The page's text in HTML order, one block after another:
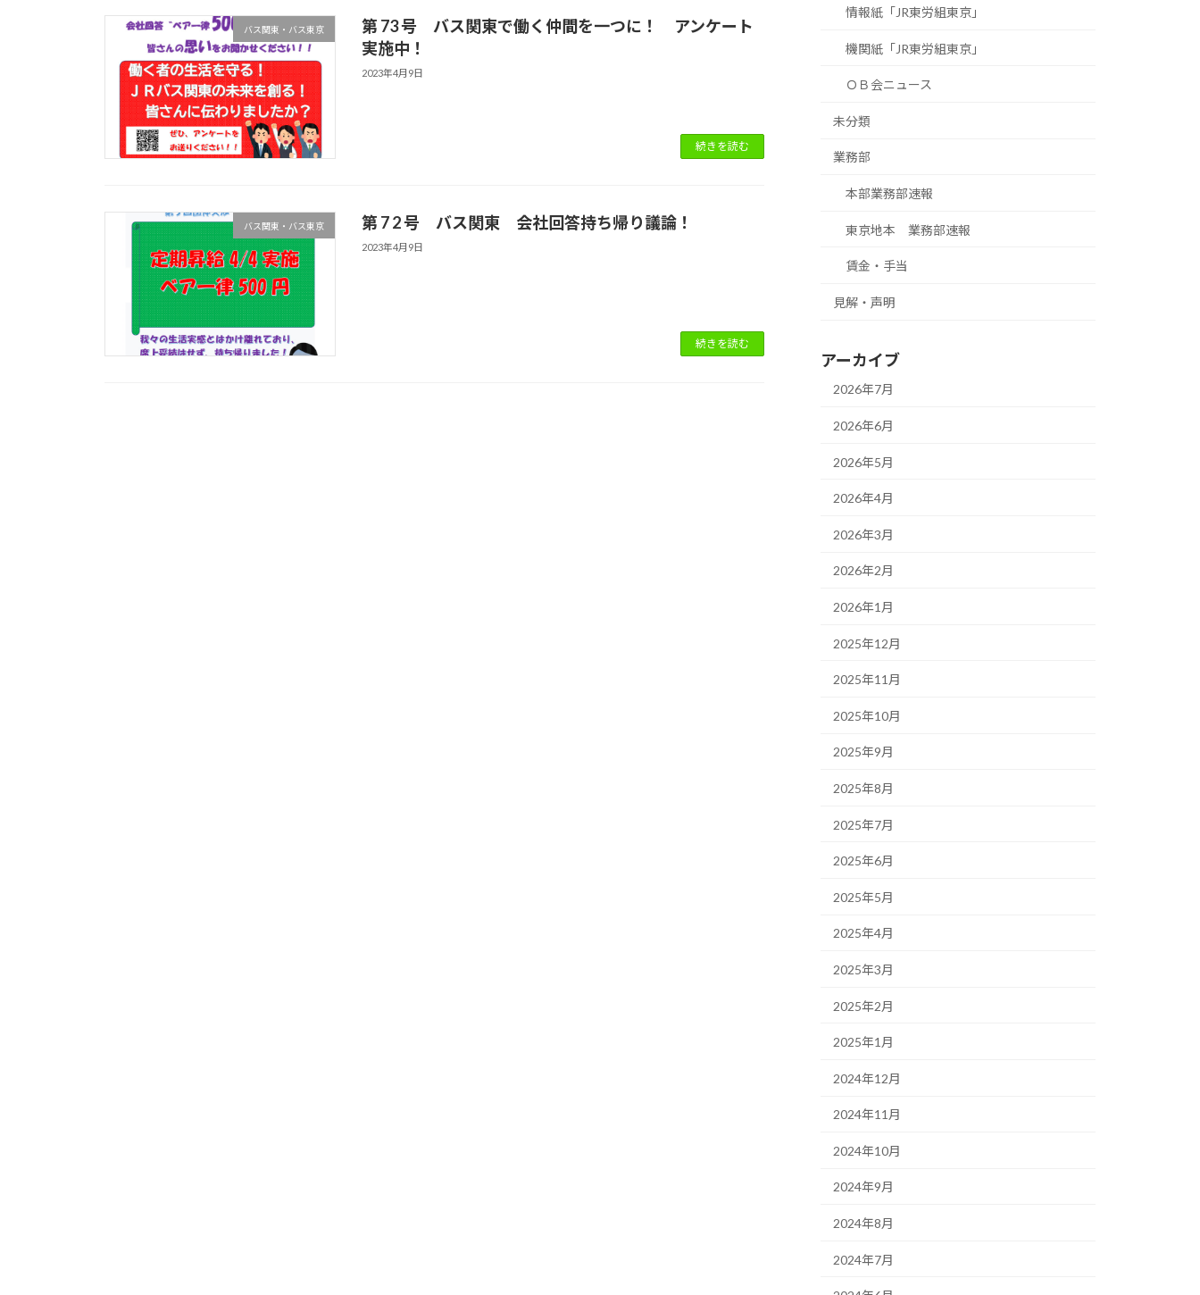
バス関東・バス東京
第 73 号 バス関東で働く仲間を一つに！ アンケート
実施中！
2023年4月9日
続きを読む
バス関東・バス東京 第 7 2 号 バス関東 会社回答持ち帰り議論！
2023年4月9日
続きを読む
情報紙「JR東労組東京」
機関紙「JR東労組東京」
ＯＢ会ニュース
未分類
業務部
本部業務部速報
東京地本 業務部速報
賃金・手当
見解・声明
アーカイブ
2026年7月
2026年6月
2026年5月
2026年4月
2026年3月
2026年2月
2026年1月
2025年12月
2025年11月
2025年10月
2025年9月
2025年8月
2025年7月
2025年6月
2025年5月
2025年4月
2025年3月
2025年2月
2025年1月
2024年12月
2024年11月
2024年10月
2024年9月
2024年8月
2024年7月